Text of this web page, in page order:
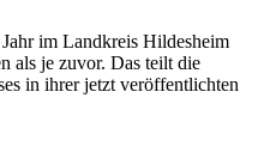
im Landkreis Hildesheim
als je zuvor. Das teilt die
in ihrer jetzt veröffentlichten